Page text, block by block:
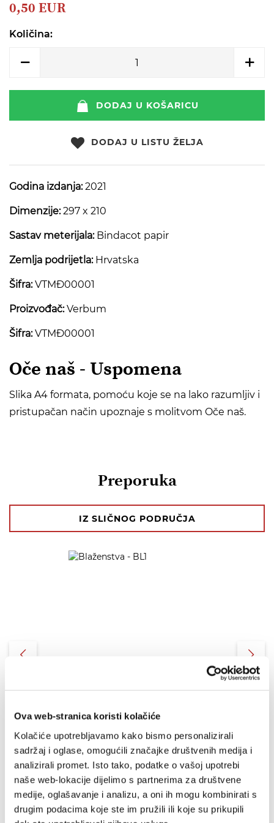
Ova web-stranica koristi kolačiće
Kolačiće upotrebljavamo kako bismo personalizirali
sadržaj i oglase, omogućili značajke društvenih medija i
analizirali promet. Isto tako, podatke o vašoj upotrebi
naše web-lokacije dijelimo s partnerima za društvene
medije, oglašavanje i analizu, a oni ih mogu kombinirati s
drugim podacima koje ste im pružili ili koje su prikupili
of
images
0,50 EUR
Količina:
DODAJ U KOŠARICU
DODAJ U LISTU ŽELJA
Godina izdanja:2021
Dimenzije:297 x 210
Sastav meterijala:Bindacot papir
Zemlja podrijetla:Hrvatska
Šifra:VTMĐ00001
Proizvođač:Verbum
Šifra:VTMĐ00001
Oče naš - Uspomena
Slika A4 formata, pomoću koje se na lako razumljiv i
pristupačan način upoznaje s molitvom Oče naš.
Preporuka
IZ SLIČNOG PODRUČJA
Blaženstva - BL1